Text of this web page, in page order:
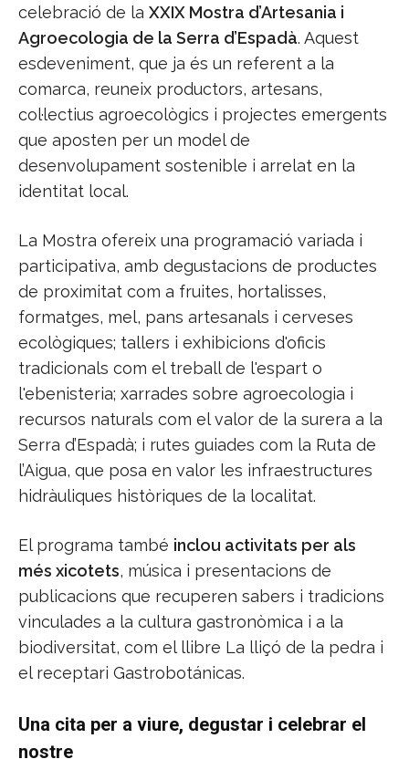
celebració de la XXIX Mostra d’Artesania i
Agroecologia de la Serra d’Espadà. Aquest
esdeveniment, que ja és un referent a la
comarca, reuneix productors, artesans,
col·lectius agroecològics i projectes emergents
que aposten per un model de
desenvolupament sostenible i arrelat en la
identitat local.
La Mostra ofereix una programació variada i
participativa, amb degustacions de productes
de proximitat com a fruites, hortalisses,
formatges, mel, pans artesanals i cerveses
ecològiques; tallers i exhibicions d'oficis
tradicionals com el treball de l'espart o
l'ebenisteria; xarrades sobre agroecologia i
recursos naturals com el valor de la surera a la
Serra d’Espadà; i rutes guiades com la Ruta de
l’Aigua, que posa en valor les infraestructures
hidràuliques històriques de la localitat.
El programa també inclou activitats per als
més xicotets, música i presentacions de
publicacions que recuperen sabers i tradicions
vinculades a la cultura gastronòmica i a la
biodiversitat, com el llibre La lliçó de la pedra i
el receptari Gastrobotánicas.
Una cita per a viure, degustar i celebrar el
nostre